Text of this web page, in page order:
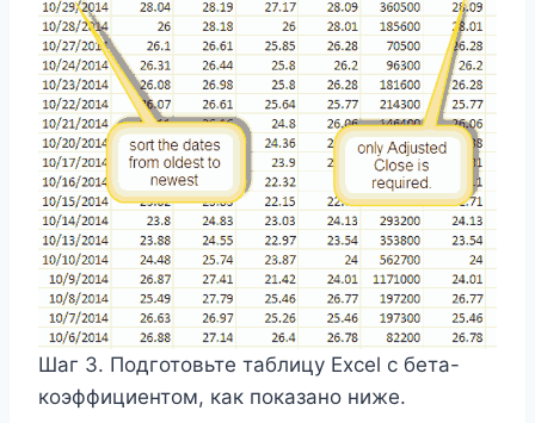
Шаг 3. Подготовьте таблицу Excel с бета-
коэффициентом, как показано ниже.